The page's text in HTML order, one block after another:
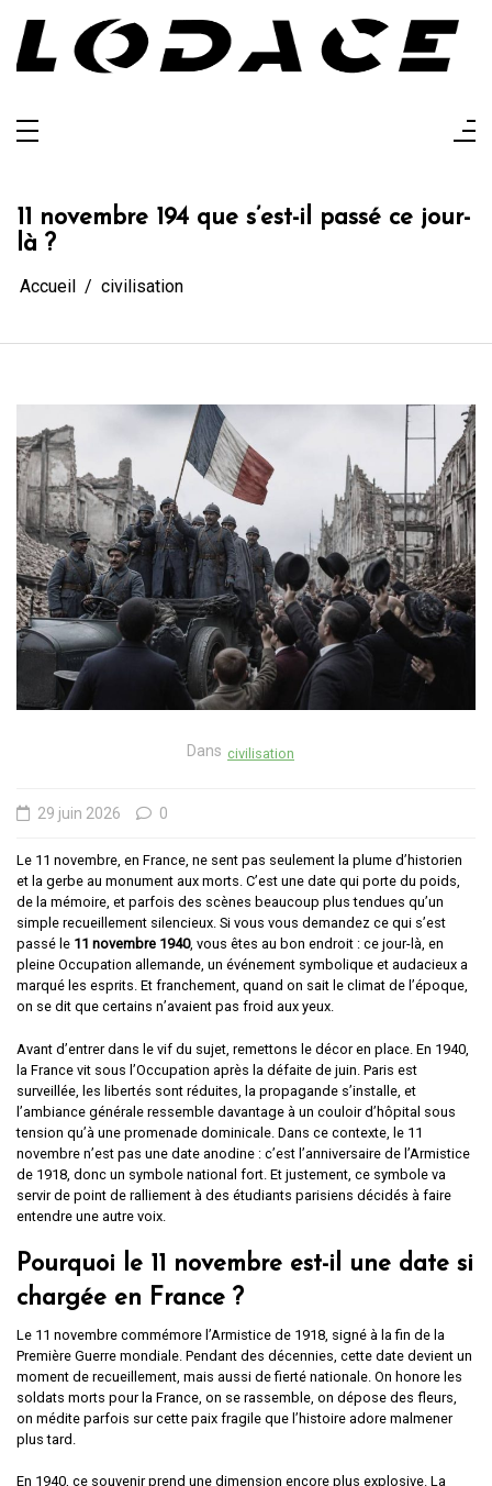
contenu
Lodace
11 novembre 194 que s’est-il passé ce jour-
là ?
Accueil civilisation
Dans civilisation
29 juin 2026 0
Le 11 novembre, en France, ne sent pas seulement la plume d’historien
et la gerbe au monument aux morts. C’est une date qui porte du poids,
de la mémoire, et parfois des scènes beaucoup plus tendues qu’un
simple recueillement silencieux. Si vous vous demandez ce qui s’est
passé le 11 novembre 1940, vous êtes au bon endroit : ce jour-là, en
pleine Occupation allemande, un événement symbolique et audacieux a
marqué les esprits. Et franchement, quand on sait le climat de l’époque,
on se dit que certains n’avaient pas froid aux yeux.
Avant d’entrer dans le vif du sujet, remettons le décor en place. En 1940,
la France vit sous l’Occupation après la défaite de juin. Paris est
surveillée, les libertés sont réduites, la propagande s’installe, et
l’ambiance générale ressemble davantage à un couloir d’hôpital sous
tension qu’à une promenade dominicale. Dans ce contexte, le 11
novembre n’est pas une date anodine : c’est l’anniversaire de l’Armistice
de 1918, donc un symbole national fort. Et justement, ce symbole va
servir de point de ralliement à des étudiants parisiens décidés à faire
entendre une autre voix.
Pourquoi le 11 novembre est-il une date si
chargée en France ?
Le 11 novembre commémore l’Armistice de 1918, signé à la fin de la
Première Guerre mondiale. Pendant des décennies, cette date devient un
moment de recueillement, mais aussi de fierté nationale. On honore les
soldats morts pour la France, on se rassemble, on dépose des fleurs,
on médite parfois sur cette paix fragile que l’histoire adore malmener
plus tard.
En 1940, ce souvenir prend une dimension encore plus explosive. La